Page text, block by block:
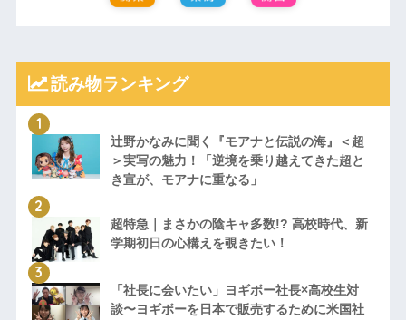
読み物ランキング
辻野かなみに聞く『モアナと伝説の海』＜超
＞実写の魅力！「逆境を乗り越えてきた超と
き宣が、モアナに重なる」
超特急｜まさかの陰キャ多数!? 高校時代、新
学期初日の心構えを覗きたい！
「社長に会いたい」ヨギボー社長×高校生対
談〜ヨギボーを日本で販売するために米国社